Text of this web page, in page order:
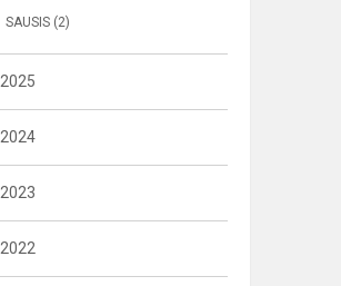
SAUSIS (2)
2025
2024
2023
2022